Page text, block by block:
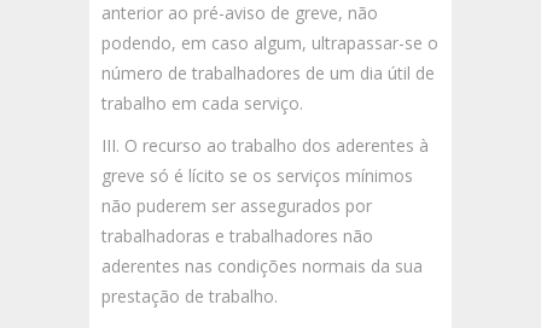
anterior ao pré-aviso de greve, não
podendo, em caso algum, ultrapassar-se o
número de trabalhadores de um dia útil de
trabalho em cada serviço.
III. O recurso ao trabalho dos aderentes à
greve só é lícito se os serviços mínimos
não puderem ser assegurados por
trabalhadoras e trabalhadores não
aderentes nas condições normais da sua
prestação de trabalho.